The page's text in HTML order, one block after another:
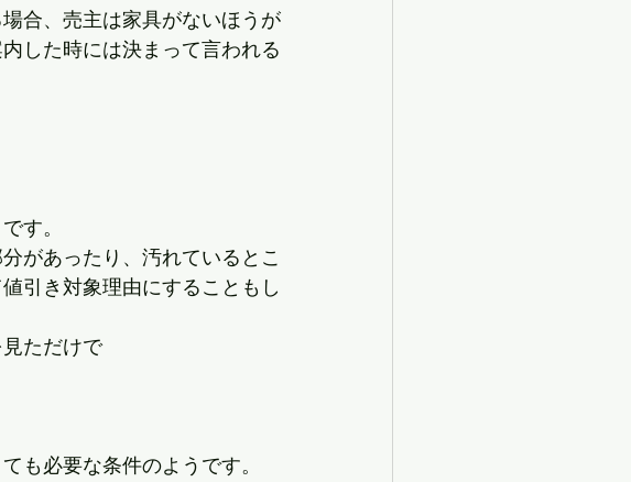
合、売主は家具がないほうが
した時には決まって言われる
す。
があったり、汚れているとこ
引き対象理由にすることもし
ただけで
も必要な条件のようです。